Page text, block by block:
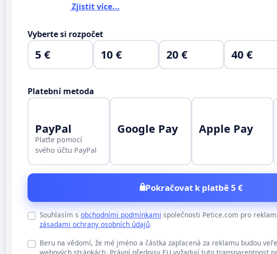
Zjistit více...
Vyberte si rozpočet
5 € 10 € 20 € 40 €
Platební metoda
PayPal
Plaťte pomocí
svého účtu PayPal
Google Pay Apple Pay
Pokračovat k platbě 5 €
Souhlasím s obchodními podmínkami společnosti Petice.com pro
zásadami ochrany osobních údajů.
Beru na vědomí, že mé jméno a částka zaplacená za reklamu budou